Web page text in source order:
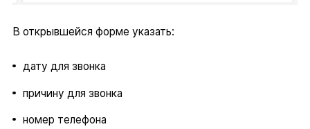
В открывшейся форме указать:
дату для звонка
причину для звонка
номер телефона